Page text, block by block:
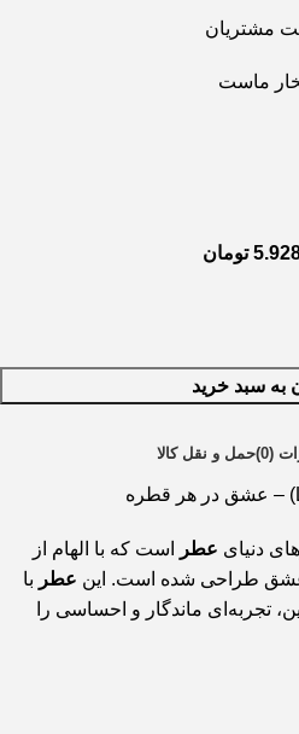
مشتریان
ماست
تومان
به سبد خرید
(0) حمل و نقل کالا
دنیای عطر
است که با الهام از
عشق طراحی شده است. این عطر با
تجربه‌ای ماندگار و احساسی را